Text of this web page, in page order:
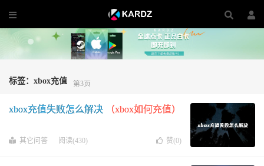
标签：xbox充值 第3页
xbox充值失败怎么解决 （xbox如何充值）
其它问答 阅读(430) 赞(0)